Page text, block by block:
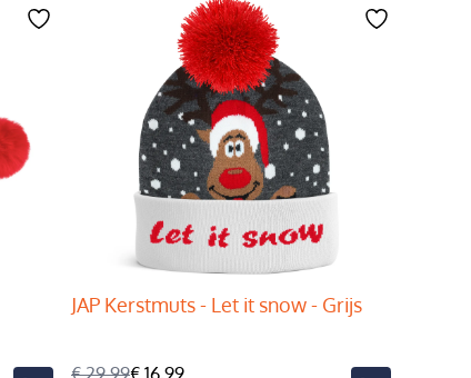
JAP Kerstmuts - Let it snow - Grijs
€ 29,99€ 16,99